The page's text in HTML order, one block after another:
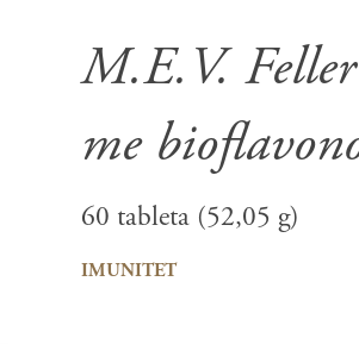
M.E.V.
me
60 tableta (52,05 g)
imunitet